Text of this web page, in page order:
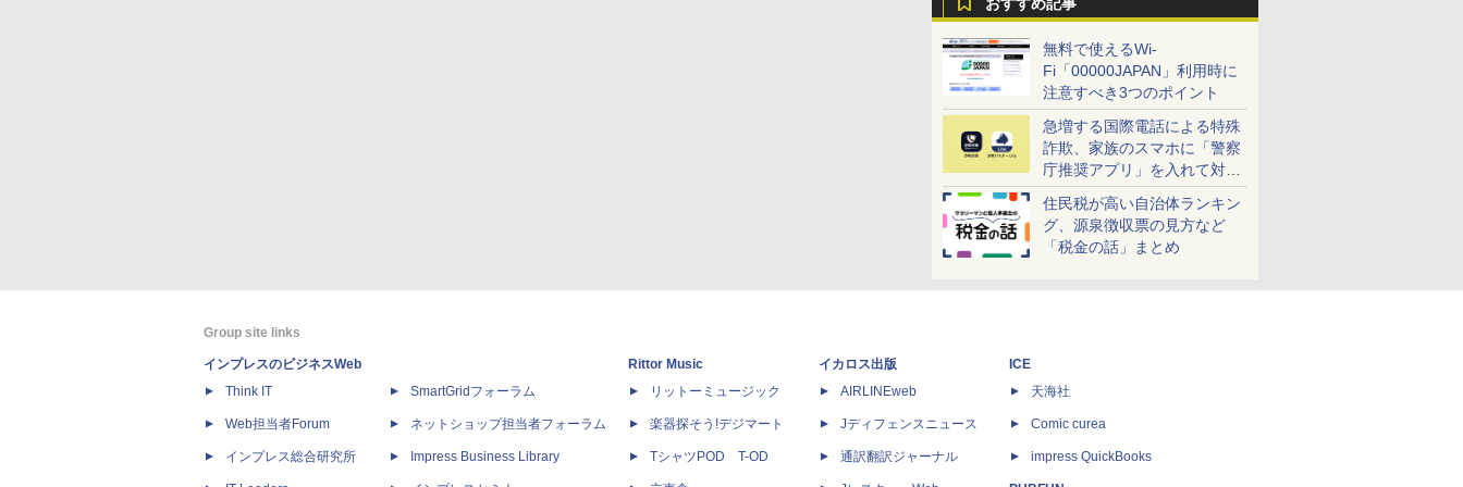
無料で使えるWi-
Fi「00000JAPAN」利用時に
注意すべき3つのポイント
急増する国際電話による特殊
詐欺、家族のスマホに「警察
庁推奨アプリ」を入れて対策
しよう！
住民税が高い自治体ランキン
グ、源泉徴収票の見方など
「税金の話」まとめ
Group site links
インプレスのビジネスWeb
Think IT
Web担当者Forum
インプレス総合研究所
SmartGridフォーラム
ネットショップ担当者フォーラム
Impress Business Library
Rittor Music
リットーミュージック
楽器探そう!デジマート
TシャツPOD T-OD
イカロス出版
AIRLINEweb
Jディフェンスニュース
通訳翻訳ジャーナル
ICE
天海社
Comic curea
impress QuickBooks